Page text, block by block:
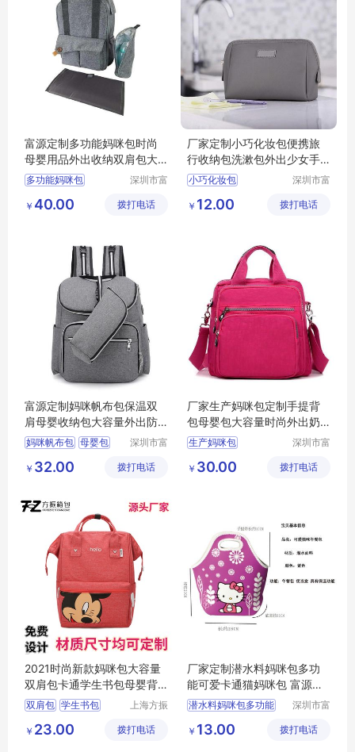
富源定制多功能妈咪包时尚
母婴用品外出收纳双肩包大
容量带尿片垫
多功能妈咪包
深圳市富
限公司
￥ 40.00 拨打电话
厂家定制小巧化妆包便携旅
行收纳包洗漱包外出少女手
拿包
小巧化妆包
深圳市富
限公司
￥ 12.00 拨打电话
富源定制妈咪帆布包保温双
肩母婴收纳包大容量外出防
水婴儿包
妈咪帆布包 母婴包
深圳市富
限公司
￥ 32.00 拨打电话
厂家生产妈咪包定制手提背
包母婴包大容量时尚外出奶
瓶收纳包
生产妈咪包
深圳市富
限公司
￥ 30.00 拨打电话
2021时尚新款妈咪包大容量
双肩包卡通学生书包母婴背
包
双肩包 学生书包
休闲背包
上海方振
有限公司
￥ 23.00 拨打电话
厂家定制潜水料妈咪包多功
能可爱卡通猫妈咪包 富源跨
境来图定制
潜水料妈咪包多功能
深圳市富
限公司
￥ 13.00 拨打电话